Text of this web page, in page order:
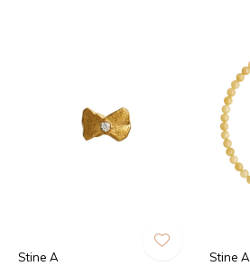
Stine A Stine A